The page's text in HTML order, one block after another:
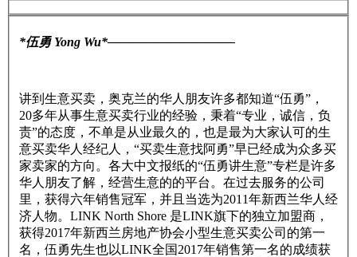
*伍勇 Yong Wu*——————————
讲到生意买卖，奥克兰的华人朋友许多都知道“伍勇”，
20多年从事生意买卖行业的经验，秉着“专业，诚信，负
责”的态度，不单是从业最久的，也是最为大家认可的生
意买卖华人经纪人，“买卖生意找阿勇”早已经成为众多买
家卖家的方向。各大中文报纸的“伍勇讲生意”专栏是许多
华人朋友了解，经营生意的的平台。在过去服务的公司
里，获得六年销售冠军，并且当选为2011年新西兰华人经
济人物。LINK North Shore 是LINK旗下的独立加盟商，
获得2017年新西兰房地产协会小型生意买卖公司的第一
名，伍勇先生也以LINK全国2017年销售第一名的成绩获